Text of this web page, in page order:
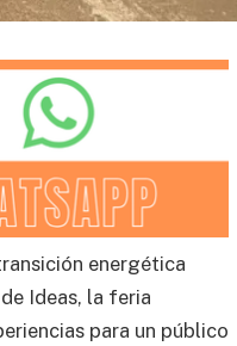
energética
Ideas, la feria
para un público